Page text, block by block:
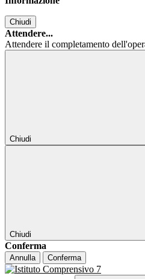
Chiudi
Attendere...
Attendere il completamento
Chiudi
Chiudi
Conferma
Annulla Conferma